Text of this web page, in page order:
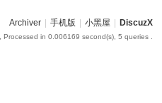
Archiver 手机版 小黑屋 DiscuzX
, Processed in 0.006169 second(s), 5 queries .